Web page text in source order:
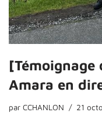
[Témoignage
Amara en
par CCHANLON 21